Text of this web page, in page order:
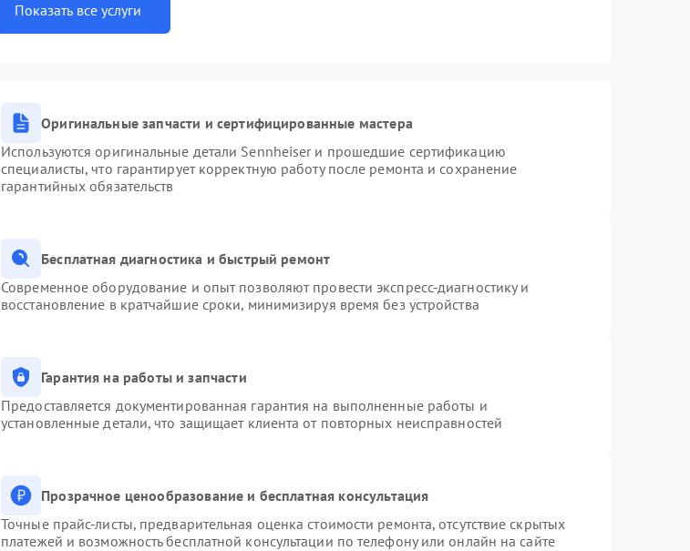
Показать все услуги
Оригинальные запчасти и сертифицированные мастера
Используются оригинальные детали Sennheiser и прошедшие сертификацию
специалисты, что гарантирует корректную работу после ремонта и сохранение
гарантийных обязательств
Бесплатная диагностика и быстрый ремонт
Современное оборудование и опыт позволяют провести экспресс-диагностику и
восстановление в кратчайшие сроки, минимизируя время без устройства
Гарантия на работы и запчасти
Предоставляется документированная гарантия на выполненные работы и
установленные детали, что защищает клиента от повторных неисправностей
Прозрачное ценообразование и бесплатная консультация
Точные прайс-листы, предварительная оценка стоимости ремонта, отсутствие скрытых
платежей и возможность бесплатной консультации по телефону или онлайн на сайте